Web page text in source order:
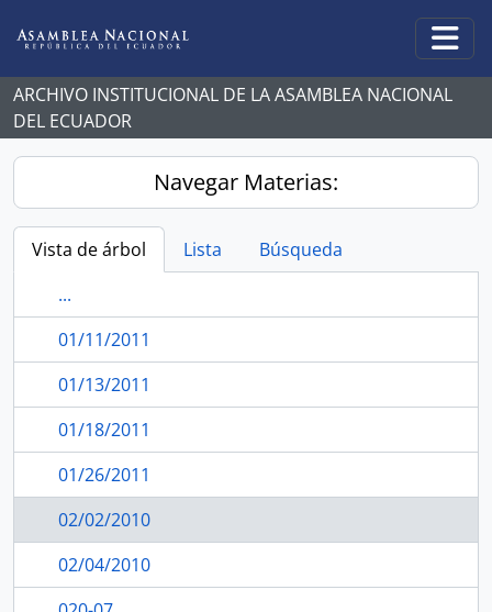
ARCHIVO INSTITUCIONAL DE LA ASAMBLEA NACIONAL
DEL ECUADOR
Navegar Materias:
Vista de árbol Lista
Búsqueda
...
01/11/2011
01/13/2011
01/18/2011
01/26/2011
02/02/2010
02/04/2010